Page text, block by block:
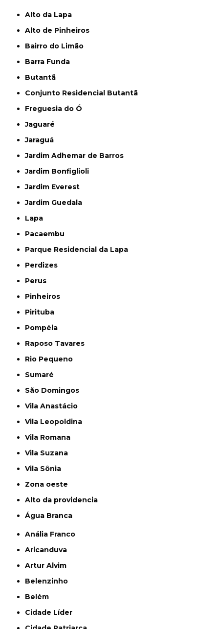
Alto da Lapa
Alto de Pinheiros
Bairro do Limão
Barra Funda
Butantã
Conjunto Residencial Butantã
Freguesia do Ó
Jaguaré
Jaraguá
Jardim Adhemar de Barros
Jardim Bonfiglioli
Jardim Everest
Jardim Guedala
Lapa
Pacaembu
Parque Residencial da Lapa
Perdizes
Perus
Pinheiros
Pirituba
Pompéia
Raposo Tavares
Rio Pequeno
Sumaré
São Domingos
Vila Anastácio
Vila Leopoldina
Vila Romana
Vila Suzana
Vila Sônia
Zona oeste
alto da providencia
Água Branca
Anália Franco
Aricanduva
Artur Alvim
Belenzinho
Belém
Cidade Líder